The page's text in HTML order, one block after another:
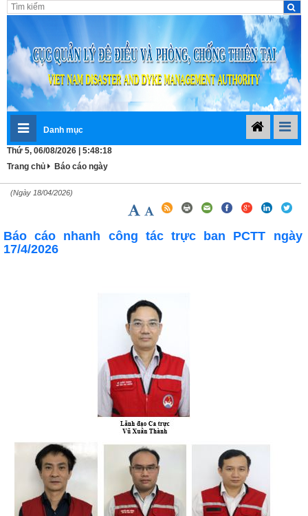
Danh mục
Thứ 5, 06/08/2026 | 5:48:18
Trang chủ
Báo cáo ngày
(Ngày 18/04/2026)
Báo cáo nhanh công tác trực ban PCTT ngày
17/4/2026